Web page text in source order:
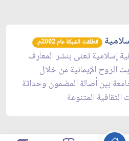
انطلقت الشبكة عام 2002م.
إسلامية تعنى بنشر المعارف
الروح الإيمانية من خلال
بين أصالة المضمون وحداثة
المتنوعة